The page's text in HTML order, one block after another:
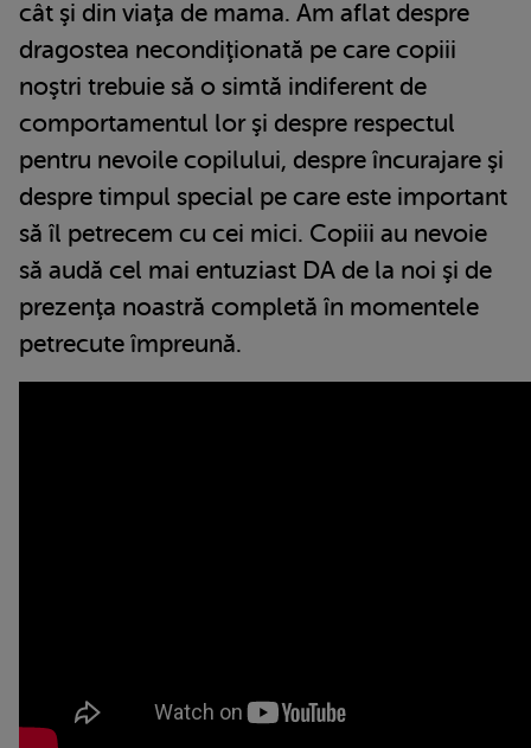
cât şi din viaţa de mama. Am aflat despre
dragostea necondiţionată pe care copiii
noştri trebuie să o simtă indiferent de
comportamentul lor şi despre respectul
pentru nevoile copilului, despre încurajare şi
despre timpul special pe care este important
să îl petrecem cu cei mici. Copiii au nevoie
să audă cel mai entuziast DA de la noi şi de
prezenţa noastră completă în momentele
petrecute împreună.